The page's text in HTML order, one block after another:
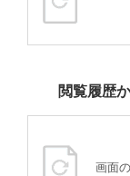
閲覧履歴
画面